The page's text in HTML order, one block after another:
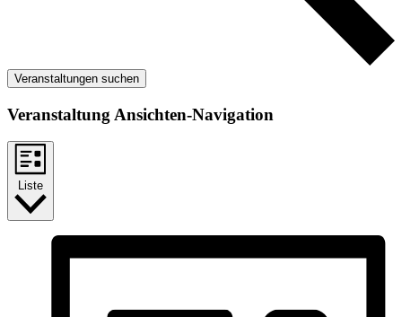
Veranstaltungen suchen
Veranstaltung Ansichten-Navigation
Liste